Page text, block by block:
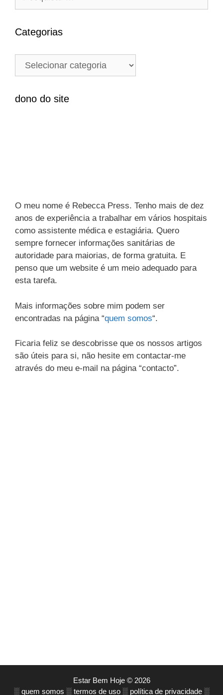
q
i
a
p
Categorias
e
dono do site
O meu nome é Rebecca Press. Tenho mais de dez
anos de experiência a trabalhar em vários hospitais
como assistente médica e estagiária. Quero
sempre fornecer informações sanitárias de
autoridade para maiorias, de forma gratuita. E
penso que um website é um meio adequado para
esta tarefa.
Mais informações sobre mim podem ser
encontradas na página “quem somos“.
Ficaria feliz se descobrisse que os nossos artigos
são úteis para si, não hesite em contactar-me
através do meu e-mail na página “contacto”.
Estar Bem Hoje © 2026
░ quem somos ░ termos de uso░ política de privacidade░